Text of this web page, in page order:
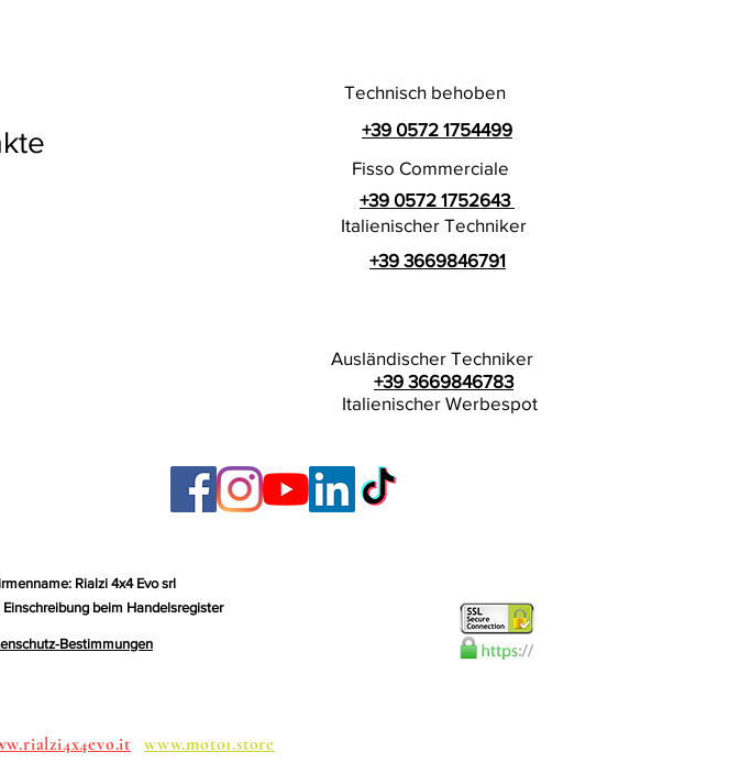
Technisch behoben
+39 0572 1754499
Fisso Commerciale
+39 0572 1752643
Italienischer Techniker
+39 3669846791
Ausländischer Techniker
+39 3669846783
Italienischer Werbespot
Rialzi 4x4 Evo srl
beim Handelsregister
Bestimmungen
www.moto1.store